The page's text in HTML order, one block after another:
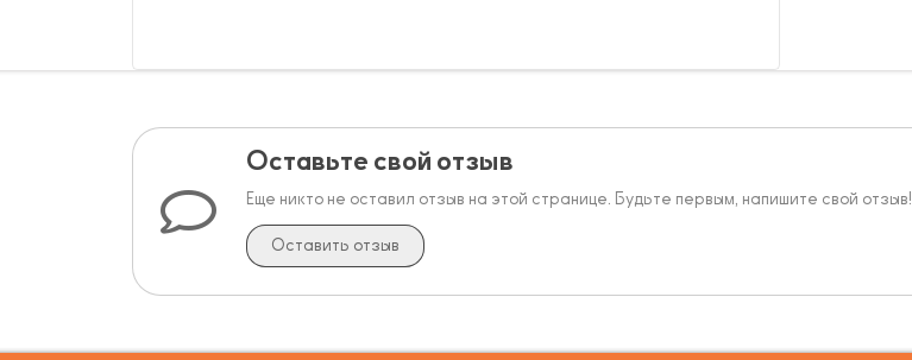
Оставьте свой отзыв
Еще никто не оставил отзыв на этой странице. Будьте первым, напишите свой отзыв!
Оставить отзыв